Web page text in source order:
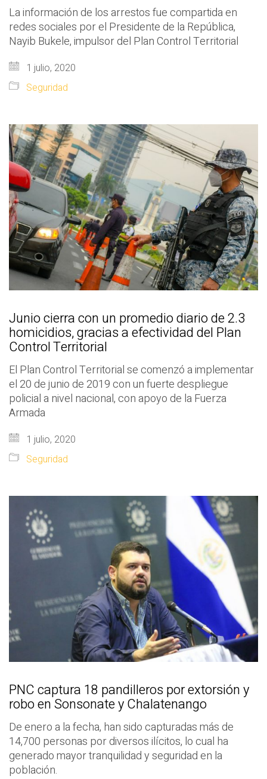
La información de los arrestos fue compartida en
redes sociales por el Presidente de la República,
Nayib Bukele, impulsor del Plan Control Territorial
1 julio, 2020
Seguridad
Junio cierra con un promedio diario de 2.3
homicidios, gracias a efectividad del Plan
Control Territorial
El Plan Control Territorial se comenzó a implementar
el 20 de junio de 2019 con un fuerte despliegue
policial a nivel nacional, con apoyo de la Fuerza
Armada
1 julio, 2020
Seguridad
PNC captura 18 pandilleros por extorsión y
robo en Sonsonate y Chalatenango
De enero a la fecha, han sido capturadas más de
14,700 personas por diversos ilícitos, lo cual ha
generado mayor tranquilidad y seguridad en la
población.